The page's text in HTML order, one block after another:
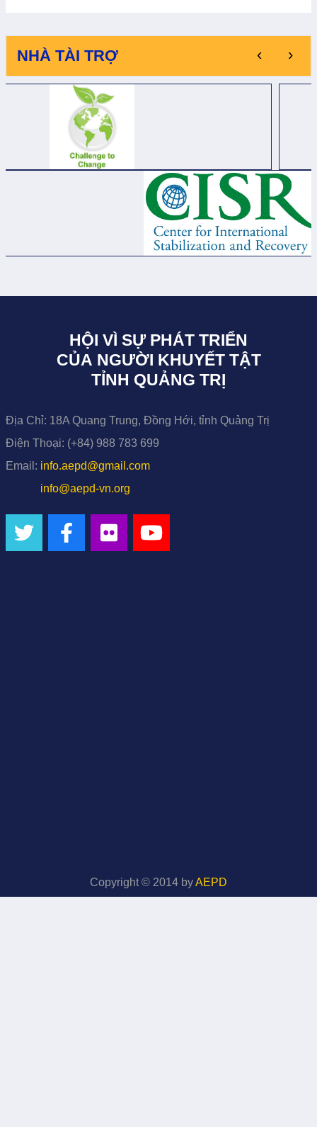
NHÀ TÀI TRỢ ‹ ›
HỘI VÌ SỰ PHÁT TRIỂN
CỦA NGƯỜI KHUYẾT TẬT
TỈNH QUẢNG TRỊ
Địa Chỉ: 18A Quang Trung, Đồng Hới, tỉnh Quảng Trị
Điện Thoại: (+84) 988 783 699
Email: info.aepd@gmail.com
info@aepd-vn.org
Copyright © 2014 byAEPD